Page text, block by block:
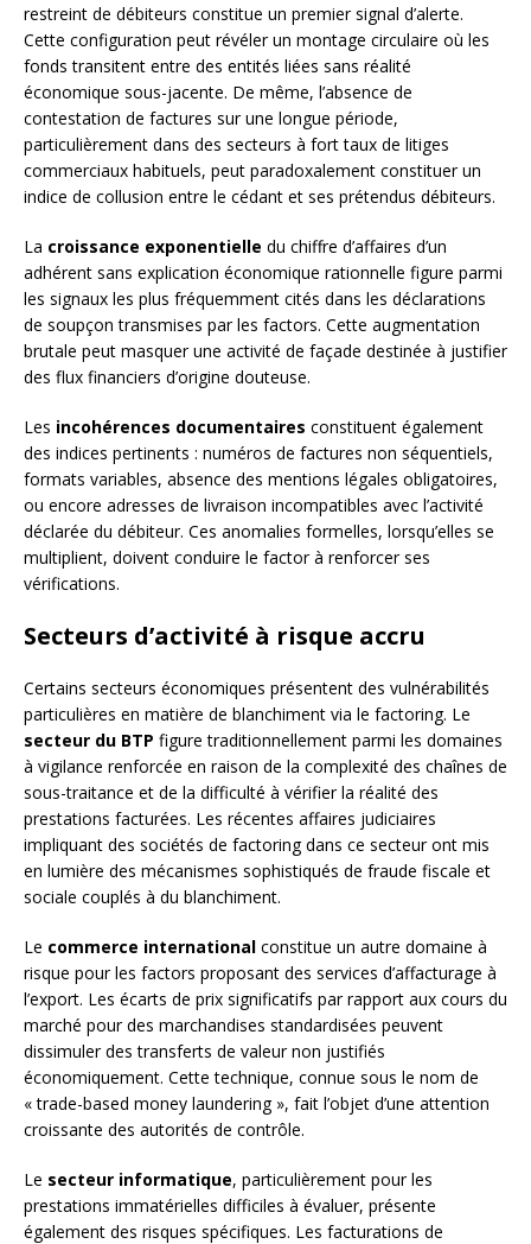
restreint de débiteurs constitue un premier signal d’alerte.
Cette configuration peut révéler un montage circulaire où les
fonds transitent entre des entités liées sans réalité
économique sous-jacente. De même, l’absence de
contestation de factures sur une longue période,
particulièrement dans des secteurs à fort taux de litiges
commerciaux habituels, peut paradoxalement constituer un
indice de collusion entre le cédant et ses prétendus débiteurs.
La croissance exponentielle du chiffre d’affaires d’un
adhérent sans explication économique rationnelle figure parmi
les signaux les plus fréquemment cités dans les déclarations
de soupçon transmises par les factors. Cette augmentation
brutale peut masquer une activité de façade destinée à justifier
des flux financiers d’origine douteuse.
Les incohérences documentaires constituent également
des indices pertinents : numéros de factures non séquentiels,
formats variables, absence des mentions légales obligatoires,
ou encore adresses de livraison incompatibles avec l’activité
déclarée du débiteur. Ces anomalies formelles, lorsqu’elles se
multiplient, doivent conduire le factor à renforcer ses
vérifications.
Secteurs d’activité à risque accru
Certains secteurs économiques présentent des vulnérabilités
particulières en matière de blanchiment via le factoring. Le
secteur du BTP figure traditionnellement parmi les domaines
à vigilance renforcée en raison de la complexité des chaînes de
sous-traitance et de la difficulté à vérifier la réalité des
prestations facturées. Les récentes affaires judiciaires
impliquant des sociétés de factoring dans ce secteur ont mis
en lumière des mécanismes sophistiqués de fraude fiscale et
sociale couplés à du blanchiment.
Le commerce international constitue un autre domaine à
risque pour les factors proposant des services d’affacturage à
l’export. Les écarts de prix significatifs par rapport aux cours du
marché pour des marchandises standardisées peuvent
dissimuler des transferts de valeur non justifiés
économiquement. Cette technique, connue sous le nom de
« trade-based money laundering », fait l’objet d’une attention
croissante des autorités de contrôle.
Le secteur informatique, particulièrement pour les
prestations immatérielles difficiles à évaluer, présente
également des risques spécifiques. Les facturations de